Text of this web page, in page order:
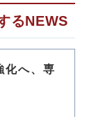
るNEWS
化へ、専